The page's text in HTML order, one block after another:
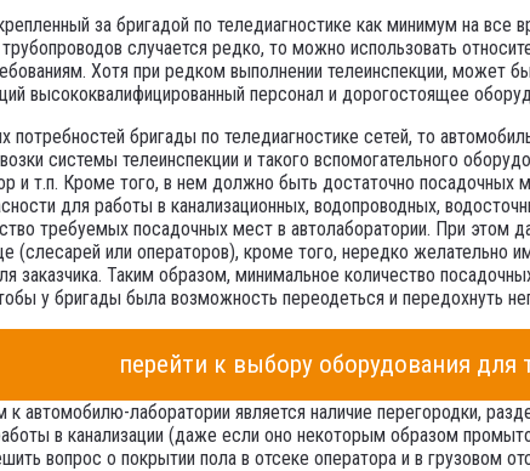
за бригадой по теледиагностике как минимум на
случается редко, то можно использовать
Хотя при редком выполнении телеинспекции, может
высококвалифицированный персонал и дорогостоящее
потребностей бригады по теледиагностике сетей, то
системы телеинспекции и такого вспомогательного
и т.п. Кроме того, в нем должно быть достаточно посадочных
для работы в канализационных, водопроводных,
требуемых посадочных мест в автолаборатории. При этом
(слесарей или операторов), кроме того, нередко желательно
заказчика. Таким образом, минимальное количество
у бригады была возможность переодеться и передохнуть
перейти к выбору оборудования для
лаборатории является наличие перегородки,
в канализации (даже если оно некоторым образом
вопрос о покрытии пола в отсеке оператора и в грузовом